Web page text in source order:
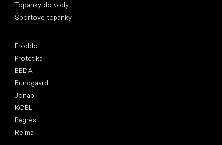
Topánky do vody
Športové topánky
Froddo
Protetika
BEDA
Bundgaard
Jonap
KOEL
Pegres
Reima